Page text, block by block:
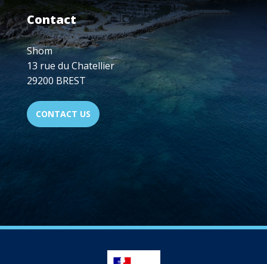
Contact
Shom
13 rue du Chatellier
29200 BREST
CONTACT US